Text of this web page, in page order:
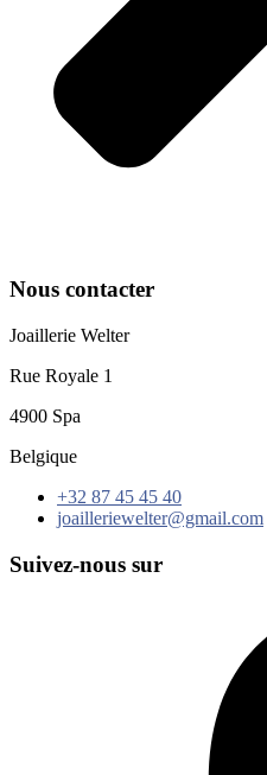
Nous contacter
Joaillerie Welter
Rue Royale 1
4900 Spa
Belgique
+32 87 45 45 40
joailleriewelter@gmail.com
Suivez-nous sur